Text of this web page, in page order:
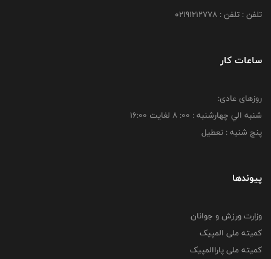
تلفن : تلفن : 02191212778
ساعات کار
روزهای عادی:
شنبه الي چهارشنبه : 00: 8 لغايت 16:00
پنج شنبه : تعطیل
پیوندها
وزارت ورزش و جوانان
کمیته ملی المپیک
کمیته ملی پاراالمپیک